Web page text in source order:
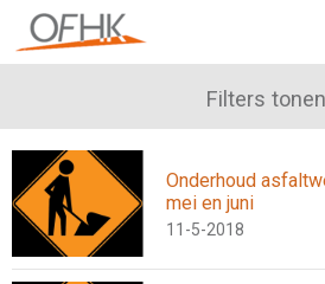
Ondernemers Federatie Hollands Kroon
Home Zoeken Nieuws
Filters tonen
Onderhoud
mei en juni
11-5-2018